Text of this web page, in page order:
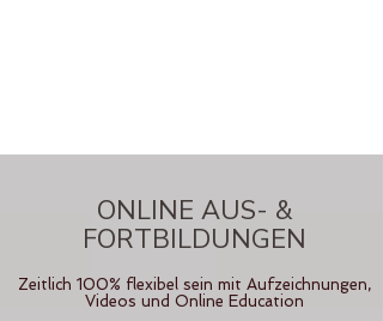
ONLINE AUS- &
FORTBILDUNGEN
Zeitlich 100% flexibel sein mit Aufzeichnungen,
Videos und Online Education